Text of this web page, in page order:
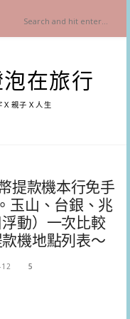
在旅行
親子Ｘ人生
提款機本行免手
玉山、台銀、兆
動）一次比較
機地點列表～
5